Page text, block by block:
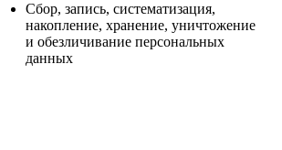
Сбор, запись, систематизация,
накопление, хранение, уничтожение
и обезличивание персональных
данных